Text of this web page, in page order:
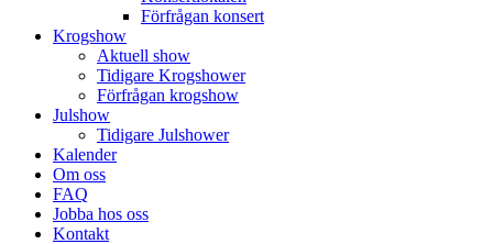
Förfrågan konsert
Krogshow
Aktuell show
Tidigare Krogshower
Förfrågan krogshow
Julshow
Tidigare Julshower
Kalender
Om oss
FAQ
Jobba hos oss
Kontakt